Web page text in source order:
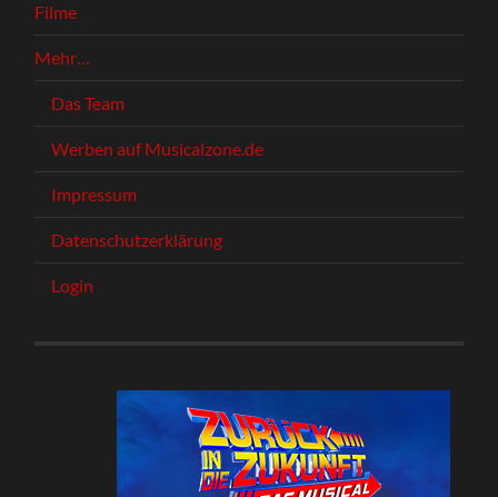
Filme
Mehr…
Das Team
Werben auf Musicalzone.de
Impressum
Datenschutzerklärung
Login